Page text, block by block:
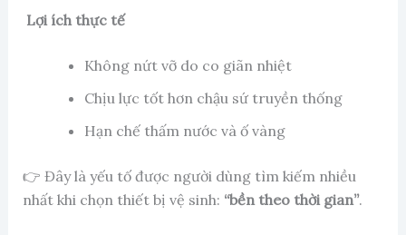
Lợi ích thực tế
Không nứt vỡ do co giãn nhiệt
Chịu lực tốt hơn chậu sứ truyền thống
Hạn chế thấm nước và ố vàng
👉 Đây là yếu tố được người dùng tìm kiếm nhiều
nhất khi chọn thiết bị vệ sinh: “bền theo thời gian”.